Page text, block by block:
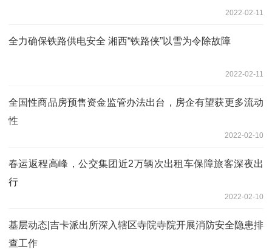
2022-02-11
全力确保铁路供电安全 湘西“铁路侠”以雪为令除故障
2022-02-11
全国性商品房预售资金监管办法出台，房企有望获更多流动
性
2022-02-10
春运返程高峰，公交集团近2万辆次出租车保障旅客深夜出
行
2022-02-10
基层动态|吉卡派出所深入辖区寺院寺院开展消防安全隐患排
查工作